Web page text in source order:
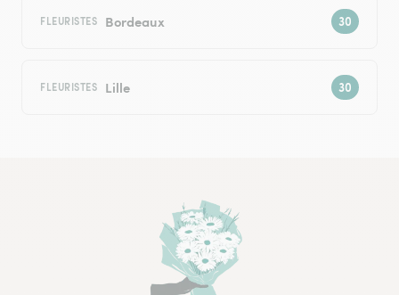
FLEURISTES Bordeaux
FLEURISTES Lille